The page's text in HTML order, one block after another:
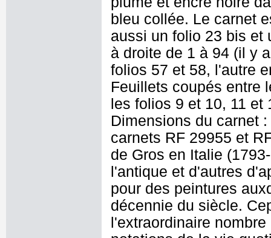
bleu collée. Le carnet
aussi un folio 23 bis et
à droite de 1 à 94 (il y
folios 57 et 58, l'autre
Feuillets coupés entre
les folios 9 et 10, 11
Dimensions du carnet
carnets RF 29955 et
de Gros en Italie
l'antique et d'autres
pour des peintures
décennie du siècle.
l'extraordinaire